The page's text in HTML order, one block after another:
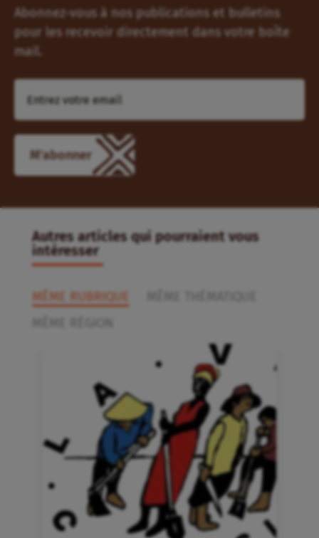
Abonnez-vous à nos publications et bulletins
pour les recevoir directement dans votre boîte
mail.
Autres articles qui pourraient vous
intéresser
MÊME RUBRIQUE